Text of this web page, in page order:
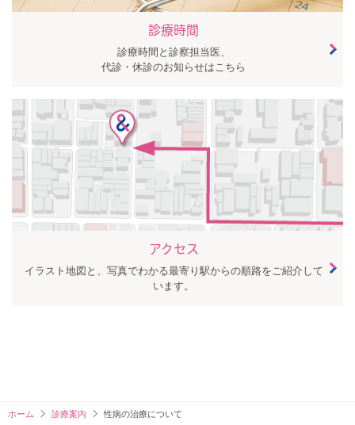
診療時間
診療時間と診察担当医、
代診・休診のお知らせはこちら
アクセス
イラスト地図と、写真でわかる最寄り駅からの順路をご紹介して
います。
ホーム 診療案内 性病の治療について